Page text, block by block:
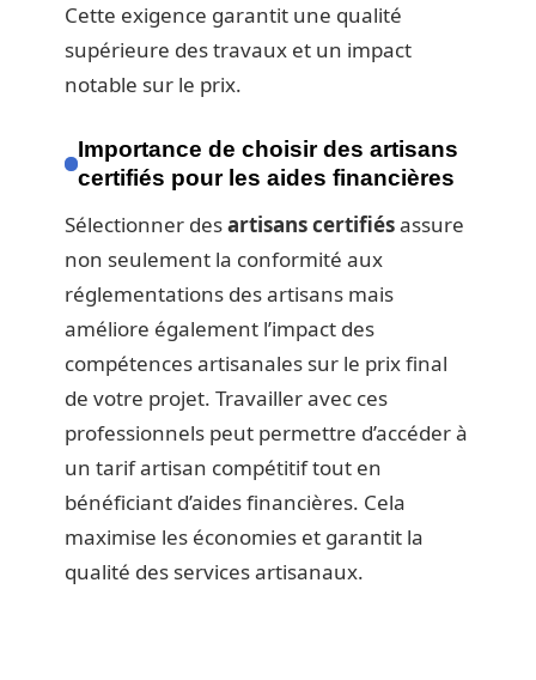
Cette exigence garantit une qualité
supérieure des travaux et un impact
notable sur le prix.
Importance de choisir des artisans
certifiés pour les aides financières
Sélectionner desartisans certifiésassure
non seulement la conformité aux
réglementations des artisans mais
améliore également l’impact des
compétences artisanales sur le prix final
de votre projet. Travailler avec ces
professionnels peut permettre d’accéder à
un tarif artisan compétitif tout en
bénéficiant d’aides financières. Cela
maximise les économies et garantit la
qualité des services artisanaux.